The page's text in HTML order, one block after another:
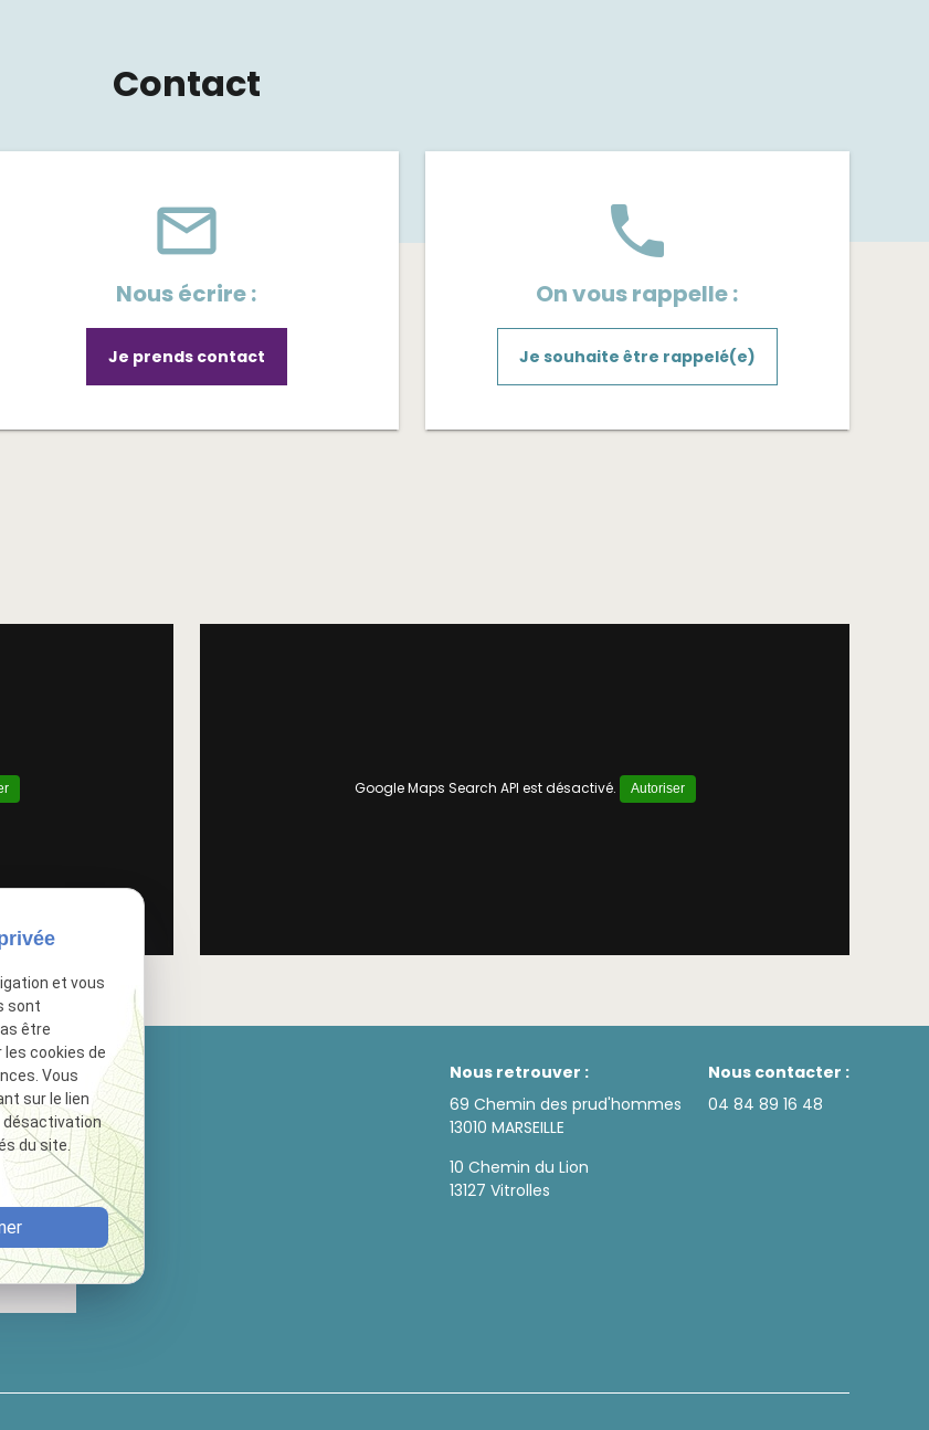
Contact
mail_outline
Nous écrire :
Je prends contact
phone
On vous rappelle :
Je souhaite être rappelé(e)
Google Maps Search API est désactivé. Autoriser
Nous retrouver :
69 Chemin des prud'hommes
13010 MARSEILLE
10 Chemin du Lion
13127 Vitrolles
Nous contacter :
04 84 89 16 48
et vous
sont
être
cookies de
Vous
sur le lien
désactivation
du site.